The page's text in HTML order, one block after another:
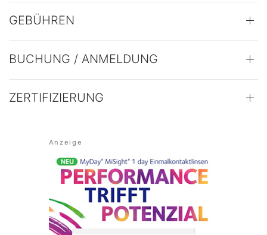
GEBÜHREN
BUCHUNG / ANMELDUNG
ZERTIFIZIERUNG